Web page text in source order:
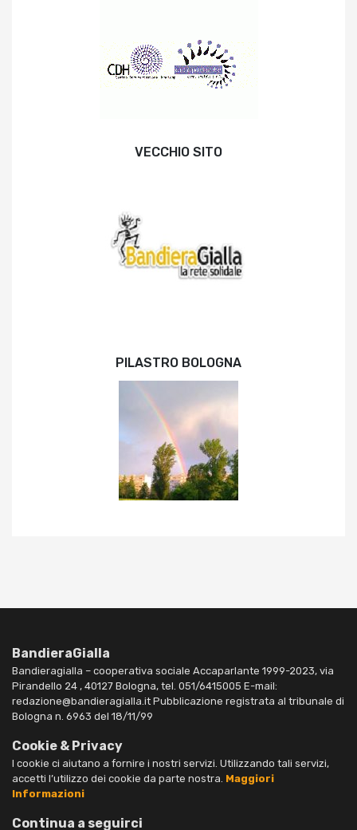
VECCHIO SITO
PILASTRO BOLOGNA
BandieraGialla
Bandieragialla – cooperativa sociale Accaparlante 1999-2023, via
Pirandello 24 , 40127 Bologna, tel. 051/6415005 E-mail:
redazione@bandieragialla.it Pubblicazione registrata al tribunale di
Bologna n. 6963 del 18/11/99
Cookie & Privacy
I cookie ci aiutano a fornire i nostri servizi. Utilizzando tali servizi,
accetti l’utilizzo dei cookie da parte nostra. Maggiori
Informazioni
Continua a seguirci